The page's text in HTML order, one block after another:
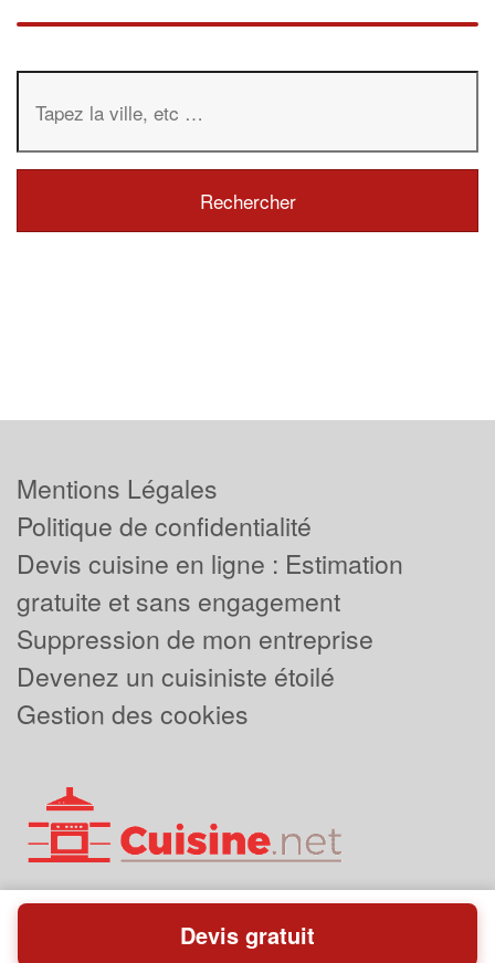
Mentions Légales
Politique de confidentialité
Devis cuisine en ligne : Estimation
gratuite et sans engagement
Suppression de mon entreprise
Devenez un cuisiniste étoilé
Gestion des cookies
Powered byPlus que pro
Devis gratuit